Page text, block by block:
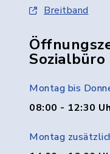
Breitband
Sozialbüro
Montag bis
08:00 - 12:30
Montag